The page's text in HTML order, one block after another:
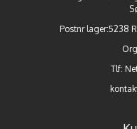
Postnr lager:5238
Tlf: